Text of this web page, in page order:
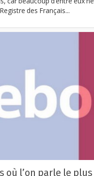
des Français...
où l’on parle le plus